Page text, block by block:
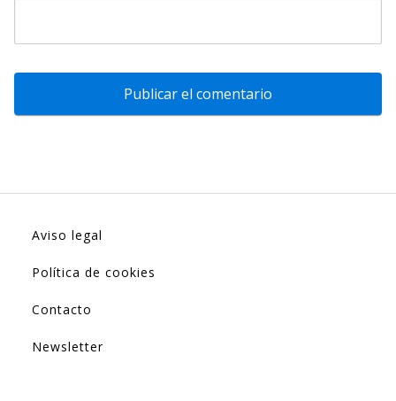
Aviso legal
Política de cookies
Contacto
Newsletter